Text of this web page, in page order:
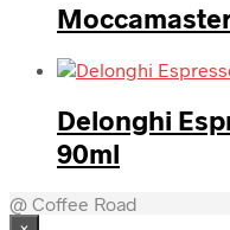
Delonghi
90ml
@ Coffee Road